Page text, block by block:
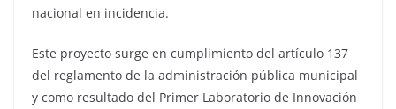
nacional en incidencia.
Este proyecto surge en cumplimiento del artículo 137
del reglamento de la administración pública municipal
y como resultado del Primer Laboratorio de Innovación